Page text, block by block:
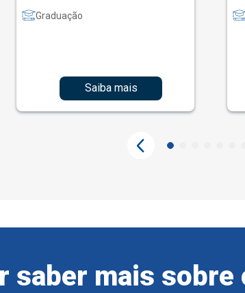
Graduação
Saiba mais
saber mais sobre